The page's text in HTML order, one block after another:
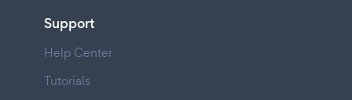
Support
Help Center
Tutorials